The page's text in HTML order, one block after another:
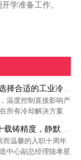
学准备工作。
适的工业冷水机组
温度控制直接影响产
所有冷却解决方案
不同，吹膜挤出工艺
坯稳定性以及气泡冷
膜挤出应用选择合适
度，静默深耕显真章
而温馨的入职十周年
中心副总经理陆孝星